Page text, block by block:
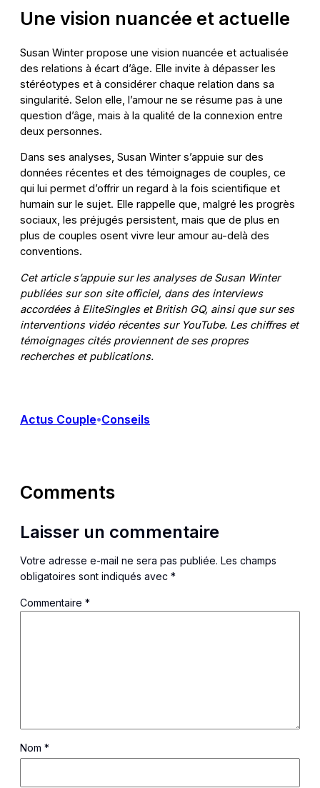
Une vision nuancée et actuelle
Susan Winter propose une vision nuancée et actualisée
des relations à écart d’âge. Elle invite à dépasser les
stéréotypes et à considérer chaque relation dans sa
singularité. Selon elle, l’amour ne se résume pas à une
question d’âge, mais à la qualité de la connexion entre
deux personnes.
Dans ses analyses, Susan Winter s’appuie sur des
données récentes et des témoignages de couples, ce
qui lui permet d’offrir un regard à la fois scientifique et
humain sur le sujet. Elle rappelle que, malgré les progrès
sociaux, les préjugés persistent, mais que de plus en
plus de couples osent vivre leur amour au-delà des
conventions.
Cet article s’appuie sur les analyses de Susan Winter
publiées sur son site officiel, dans des interviews
accordées à EliteSingles et British GQ, ainsi que sur ses
interventions vidéo récentes sur YouTube. Les chiffres et
témoignages cités proviennent de ses propres
recherches et publications.
Actus Couple•Conseils
Comments
Laisser un commentaire
Votre adresse e-mail ne sera pas publiée. Les champs
obligatoires sont indiqués avec *
Commentaire *
Nom *